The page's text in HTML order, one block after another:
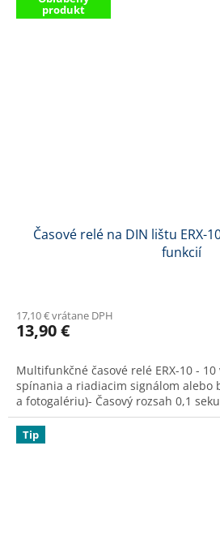
produkt
Časové relé na DIN lištu ERX-
funkcií
17,10 € vrátane DPH
13,90 €
Multifunkčné časové relé ERX-10 -
spínania a riadiacim signálom alebo
a fotogalériu)- Časový rozsah 0,1
Tip